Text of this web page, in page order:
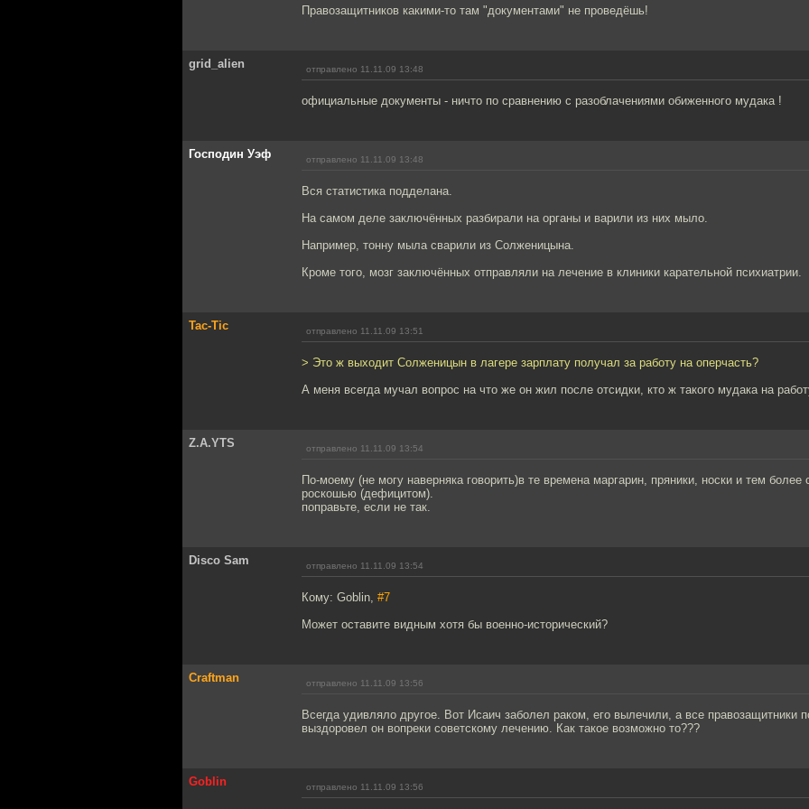
Правозащитников какими-то там "документами" не проведёшь!
grid_alien отправлено 11.11.09 13:48
официальные документы - ничто по сравнению с разоблачениями обиженного мудака !
Господин Уэф отправлено 11.11.09 13:48
Вся статистика подделана.
На самом деле заключённых разбирали на органы и варили из них мыло.
Например, тонну мыла сварили из Солженицына.
Кроме того, мозг заключённых отправляли на лечение в клиники карательной психиатрии.
Tac-Tic отправлено 11.11.09 13:51
> Это ж выходит Солженицын в лагере зарплату получал за работу на оперчасть?
А меня всегда мучал вопрос на что же он жил после отсидки, кто ж такого мудака на
Z.A.YTS отправлено 11.11.09 13:54
По-моему (не могу наверняка говорить)в те времена маргарин, пряники, носки и тем более
роскошью (дефицитом).
поправьте, если не так.
Disco Sam отправлено 11.11.09 13:54
Кому: Goblin, #7
Может оставите видным хотя бы военно-исторический?
Craftman отправлено 11.11.09 13:56
Всегда удивляло другое. Вот Исаич заболел раком, его вылечили, а все правозащитники
выздоровел он вопреки советскому лечению. Как такое возможно то???
Goblin отправлено 11.11.09 13:56